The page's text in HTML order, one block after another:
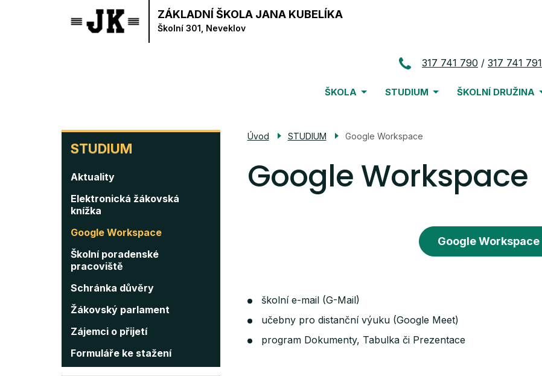
ZÁKLADNÍ ŠKOLA JANA KUBELÍKA
Školní 301, Neveklov
317 741 790 317 741 791
Menu
ŠKOLA STUDIUM ŠKOLNÍ DRUŽINA
STUDIUM
STUDIUM
Aktuality
Elektronická žákovská
knížka
Google Workspace
Školní poradenské
pracoviště
Schránka důvěry
Žákovský parlament
Zájemci o přijetí
Formuláře ke stažení
Úvod STUDIUM Google Workspace
Google Workspace
Google Workspace
školní e-mail (G-Mail)
učebny pro distanční výuku (Google Meet)
program Dokumenty, Tabulka či Prezentace